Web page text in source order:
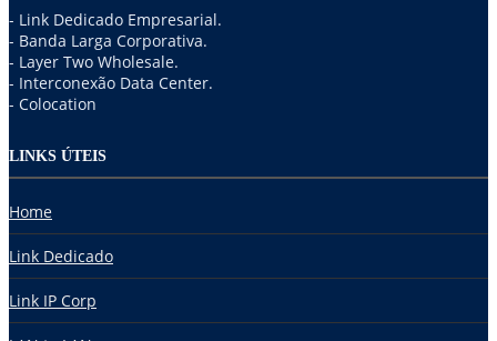
- Link Dedicado Empresarial.
- Banda Larga Corporativa.
- Layer Two Wholesale.
- Interconexão Data Center.
- Colocation
LINKS ÚTEIS
Home
Link Dedicado
Link IP Corp